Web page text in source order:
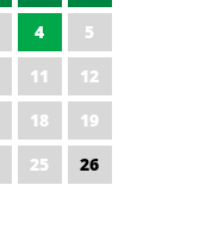
4
5
11
12
18
19
25
26